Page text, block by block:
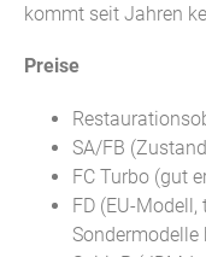
kommt seit Jahren
Preise
SA/FB
FC Turbo (gut
FD (EU-